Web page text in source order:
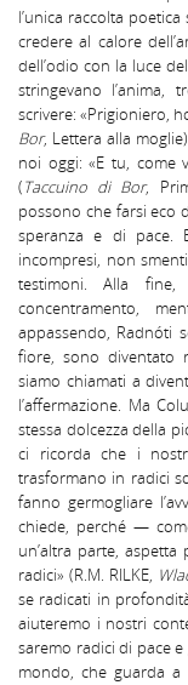
l’unica raccolta
credere al calore
dell’odio con la luce
stringevano
scrivere: «Prigioniero,
Bor, Lettera alla
noi oggi: «E tu, come
(Taccuino di Bor,
possono che farsi eco
speranza e di pace.
incompresi, non
testimoni. Alla
concentramento,
appassendo, Radnóti
fiore, sono diventato
siamo chiamati a
l’affermazione. Ma
stessa dolcezza della
ci ricorda che i
trasformano in radici
fanno germogliare
chiede, perché —
un’altra parte,
radici» (R.M. RILKE,
se radicati in
aiuteremo i nostri
saremo radici di pace
mondo, che guarda